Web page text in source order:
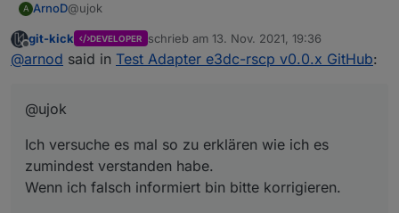
A ArnoD@ujok
Ich versuche es mal so zu erklären wie ich es
zumindest verstanden habe.
Wenn jetzt im Portal ein SOC von 0% angezeigt wird
(entspricht RSOC) , sind tatsächlich noch z.B 5%
Wie viel % für den unteren und wie viel für den oberen
können es 100% sein je nach Batterie)
RSOC REAL => SOC (entspricht 100% der Nennkapazität)
ASOC => SOH/Alterungszustand (Verhältnis der aktuell
maximal nutzbaren Kapazität zur Nennkapazität)
Offline
git-kick DEVELOPER schrieb am 13. Nov. 2021, 19:36
zuletzt editiert von
@arnod said in Test Adapter e3dc-rscp v0.0.x GitHub:
@ujok
Ich versuche es mal so zu erklären wie ich es
zumindest verstanden habe.
Wenn ich falsch informiert bin bitte korrigieren.